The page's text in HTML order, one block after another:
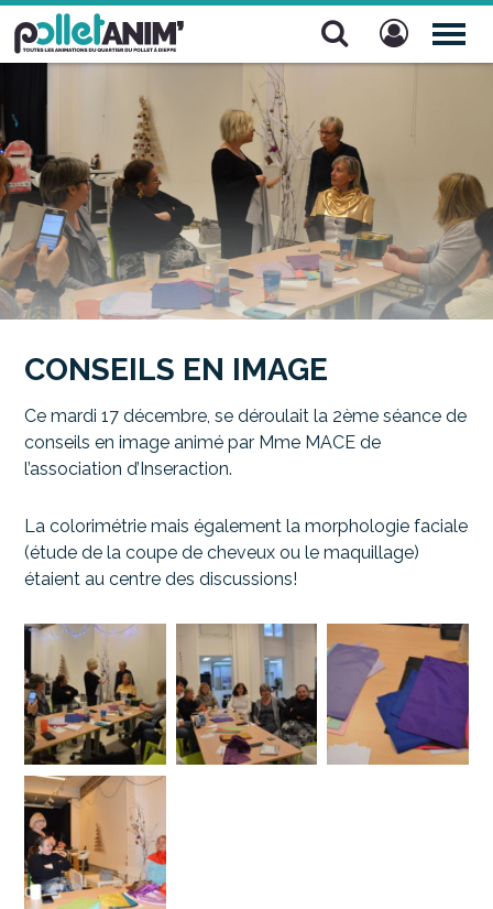
Pollet Anim'
CONSEILS EN IMAGE
Ce mardi 17 décembre, se déroulait la 2ème séance de
conseils en image animé par Mme MACE de
l’association d’Inseraction.
La colorimétrie mais également la morphologie faciale
(étude de la coupe de cheveux ou le maquillage)
étaient au centre des discussions!